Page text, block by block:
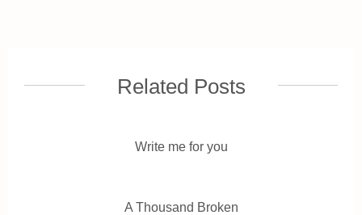
Related Posts
Write me for you
A Thousand Broken